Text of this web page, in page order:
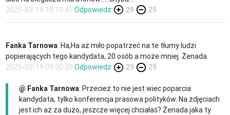
2025-03-19 10:10:47Odpowiedz 29 29
Fanka Tarnowa: Ha,Ha aż miło popatrzeć na te tłumy ludzi
popierających tego kandydata, 20 osób a może mniej. Żenada.
2025-03-19 09:30:39 Odpowiedz 29 29
@ Fanka Tarnowa: Przecież to nie jest wiec poparcia
kandydata, tylko konferencja prasowa polityków. Na zdjęciach
jest ich aż za dużo, jeszcze więcej chciałaś? Żenada jaka ty